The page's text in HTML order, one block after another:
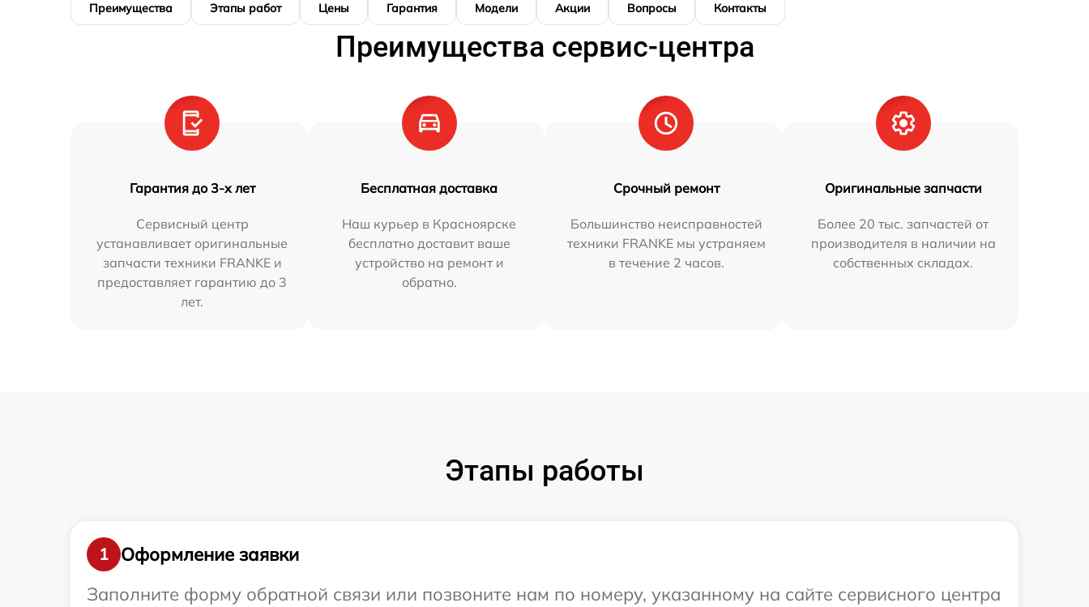
Преимущества Этапы работ Цены Гарантия Модели Акции Вопросы Контакты
Преимущества сервис-центра
Гарантия до 3-х лет
Сервисный центр
устанавливает оригинальные
запчасти техники FRANKE и
предоставляет гарантию до 3
лет.
Бесплатная доставка
Наш курьер в Красноярске
бесплатно доставит ваше
устройство на ремонт и
обратно.
Срочный ремонт
Большинство неисправностей
техники FRANKE мы устраняем
в течение 2 часов.
Оригинальные запчасти
Более 20 тыс. запчастей от
производителя в наличии на
собственных складах.
Этапы работы
1
Оформление заявки
Заполните форму обратной связи или позвоните нам по номеру, указанному на сайте сервисного центра